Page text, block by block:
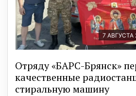
7 АВГУСТА
Отряду «БАРС-Брянск»
качественные
стиральную машину